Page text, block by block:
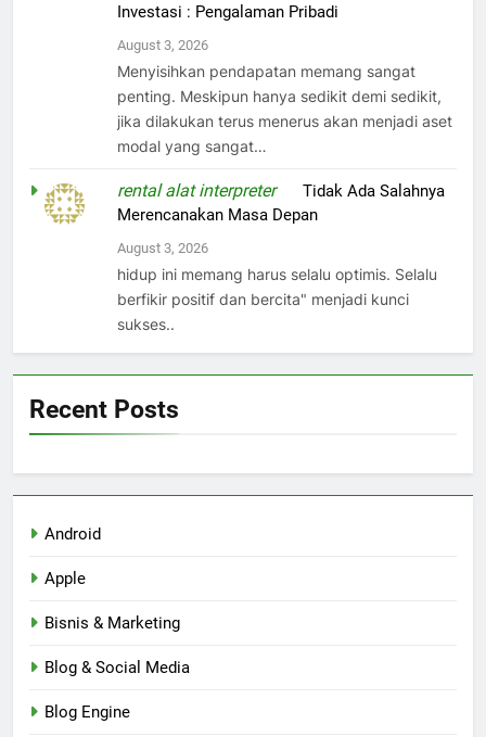
Investasi : Pengalaman Pribadi
August 3, 2026
Menyisihkan pendapatan memang sangat
penting. Meskipun hanya sedikit demi sedikit,
jika dilakukan terus menerus akan menjadi aset
modal yang sangat…
rental alat interpreteronTidak Ada Salahnya
Merencanakan Masa Depan
August 3, 2026
hidup ini memang harus selalu optimis. Selalu
berfikir positif dan bercita" menjadi kunci
sukses..
Recent Posts
Android
Apple
Bisnis & Marketing
Blog & Social Media
Blog Engine